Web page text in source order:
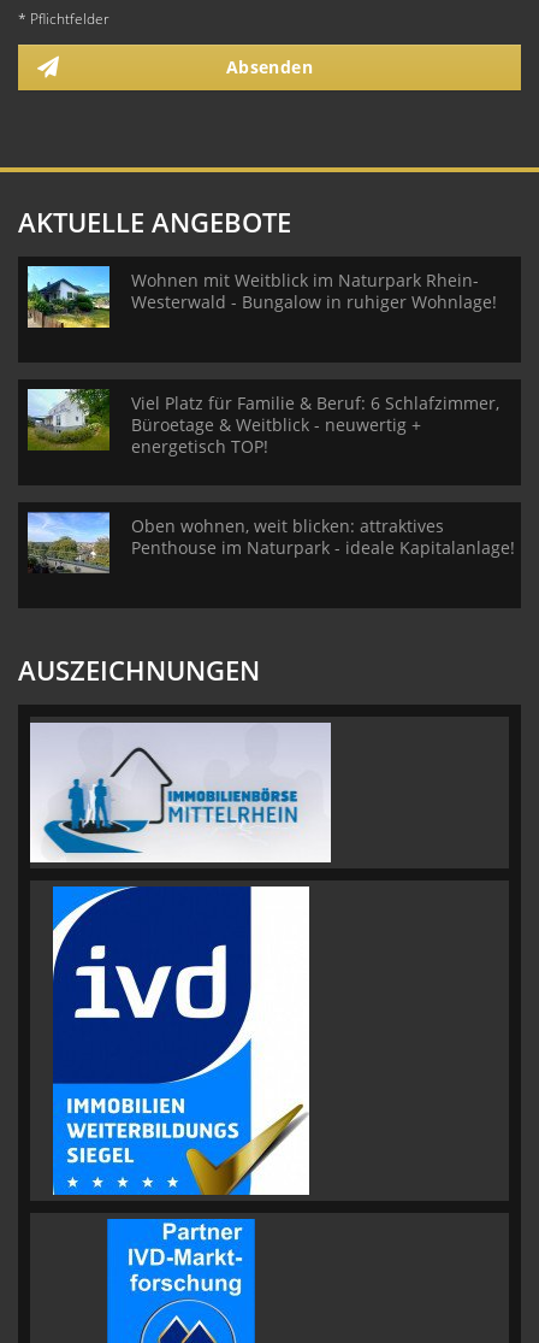
* Pflichtfelder
Absenden
AKTUELLE ANGEBOTE
Wohnen mit Weitblick im Naturpark Rhein-
Westerwald - Bungalow in ruhiger Wohnlage!
Viel Platz für Familie & Beruf: 6 Schlafzimmer,
Büroetage & Weitblick - neuwertig +
energetisch TOP!
Oben wohnen, weit blicken: attraktives
Penthouse im Naturpark - ideale Kapitalanlage!
AUSZEICHNUNGEN